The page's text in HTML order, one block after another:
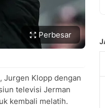
Perbesar
Jurgen Klopp dengan
televisi Jerman
kembali melatih.